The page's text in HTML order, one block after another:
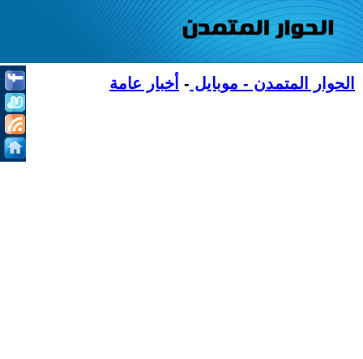
الحوار المتمدن - موبايل - أخبار عامة